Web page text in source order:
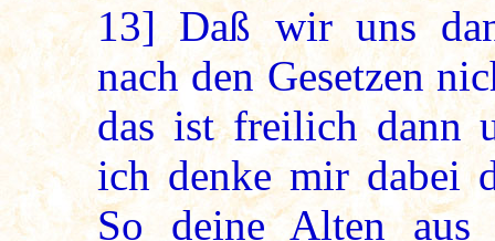
13] Daß wir uns
nach den Gesetzen
das ist freilich dann
ich denke mir dabei
So deine Alten aus